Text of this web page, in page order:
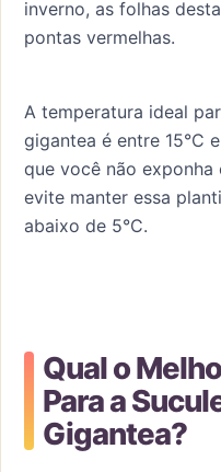
inverno, as folhas
pontas vermelhas.
A temperatura ideal
gigantea é entre 15°C
que você não exponha
evite manter essa
abaixo de 5°C.
Qual o
Para a
Gigantea?